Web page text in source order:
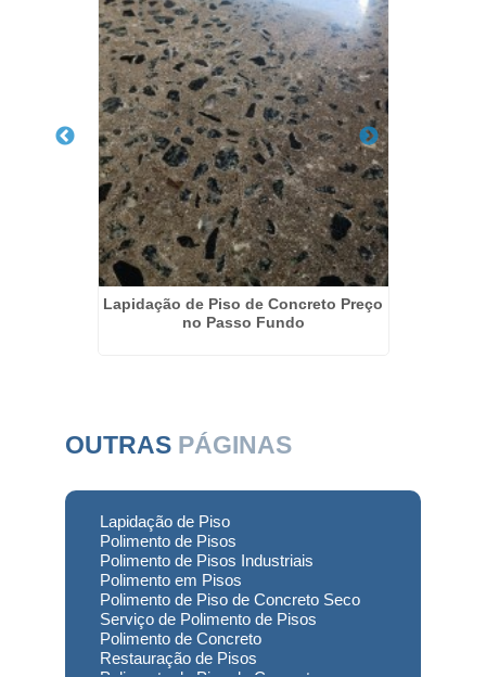
Lapidação de Piso de Concreto Preço
no Passo Fundo
OUTRAS PÁGINAS
Lapidação de Piso
Polimento de Pisos
Polimento de Pisos Industriais
Polimento em Pisos
Polimento de Piso de Concreto Seco
Serviço de Polimento de Pisos
Polimento de Concreto
Restauração de Pisos